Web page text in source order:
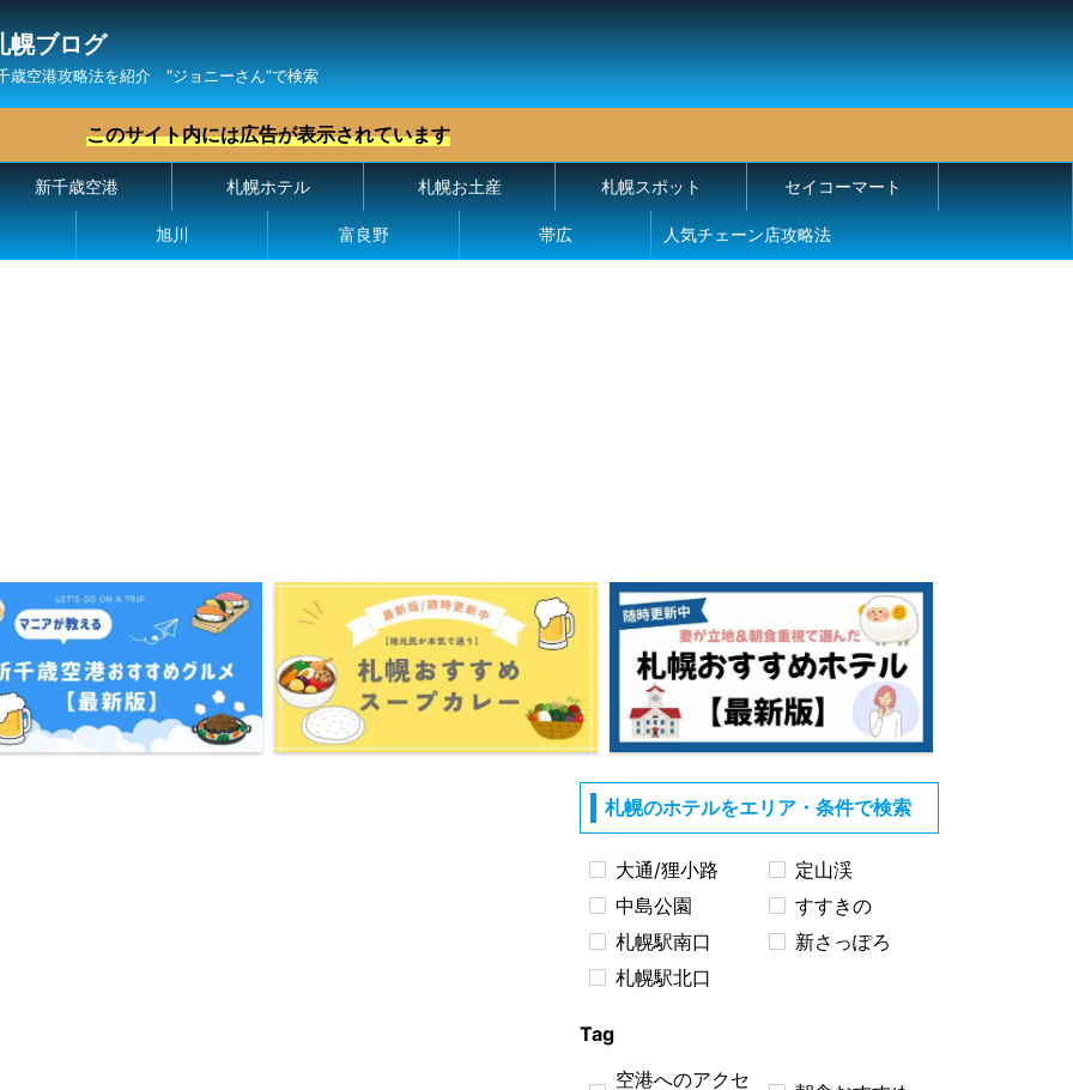
幌ブログ
歳空港攻略法を紹介 ″ジョニーさん“で検索
このサイト内には広告が表示されています
新千歳空港 札幌ホテル 札幌お土産 札幌スポット セイコーマート
旭川 富良野 帯広 人気チェーン店攻略法
札幌のホテルをエリア・条件で検索
大通/狸小路
定山渓
中島公園
すすきの
札幌駅南口
新さっぽろ
札幌駅北口
Tag
空港へのアクセ